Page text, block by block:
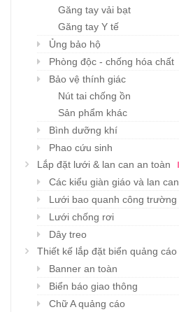
Găng tay vải bạt
Găng tay Y tế
Ủng bảo hộ
Phòng độc - chống hóa chất
Bảo vệ thính giác
Nút tai chống ồn
Sản phẩm khác
Bình dưỡng khí
Phao cứu sinh
Lắp đặt lưới & lan can an toàn
Các kiểu giàn giáo và lan can
Lưới bao quanh công trường
Lưới chống rơi
Dây treo
Thiết kế lắp đặt biển quảng cáo
Banner an toàn
Biển báo giao thông
Chữ A quảng cáo